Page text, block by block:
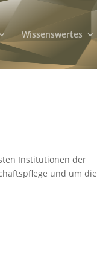
Wissenswertes
Institutionen der
und um die